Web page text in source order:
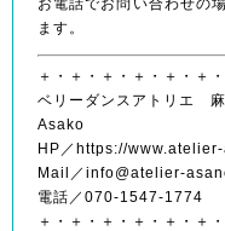
ます。
＋・＋・＋・＋・＋・＋
ベリーダンスアトリエ
Asako
HP／https://
Mail／info@atelier-
電話／070-1547-1774
＋・＋・＋・＋・＋・＋